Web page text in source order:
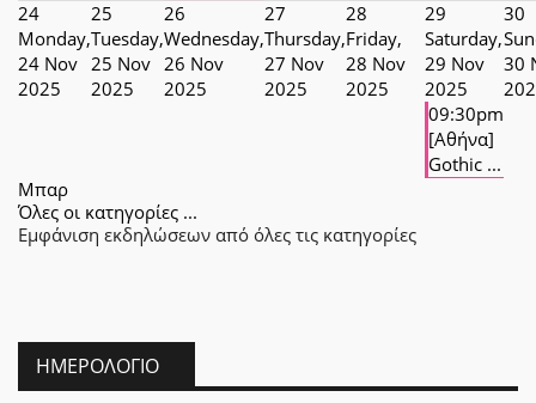
24
Monday,
24 Nov
2025
25
Tuesday,
25 Nov
2025
26
Wednesday,
26 Nov
2025
27
Thursday,
27 Nov
2025
28
Friday,
28 Nov
2025
29
Saturday,
29 Nov
2025
09:30pm
[Αθήνα]
Gothic ...
30
30
Μπαρ
Όλες οι κατηγορίες ...
Εμφάνιση εκδηλώσεων από όλες τις κατηγορίες
ΗΜΕΡΟΛΌΓΙΟ